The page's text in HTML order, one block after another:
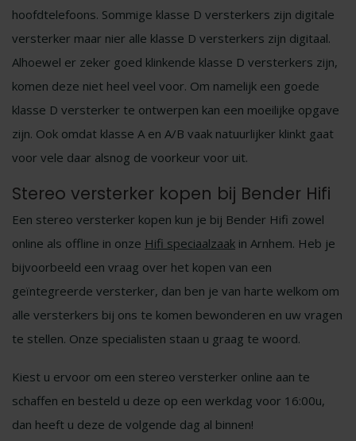
hoofdtelefoons. Sommige klasse D versterkers zijn digitale
versterker maar nier alle klasse D versterkers zijn digitaal.
Alhoewel er zeker goed klinkende klasse D versterkers zijn,
komen deze niet heel veel voor. Om namelijk een goede
klasse D versterker te ontwerpen kan een moeilijke opgave
zijn. Ook omdat klasse A en A/B vaak natuurlijker klinkt gaat
voor vele daar alsnog de voorkeur voor uit.
Stereo versterker kopen bij Bender Hifi
Een stereo versterker kopen kun je bij Bender Hifi zowel
online als offline in onze Hifi speciaalzaak in Arnhem. Heb je
bijvoorbeeld een vraag over het kopen van een
geïntegreerde versterker, dan ben je van harte welkom om
alle versterkers bij ons te komen bewonderen en uw vragen
te stellen. Onze specialisten staan u graag te woord.
Kiest u ervoor om een stereo versterker online aan te
schaffen en besteld u deze op een werkdag voor 16:00u,
dan heeft u deze de volgende dag al binnen!